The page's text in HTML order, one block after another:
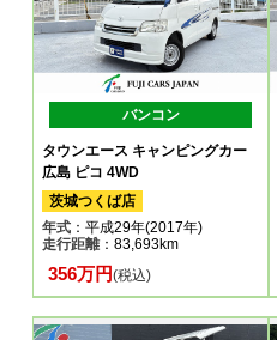
バンコン
タウンエース キャンピングカー
広島 ピコ 4WD
茨城つくば店
年式 ：平成29年(2017年)
走行距離：83,693km
356万円(税込)